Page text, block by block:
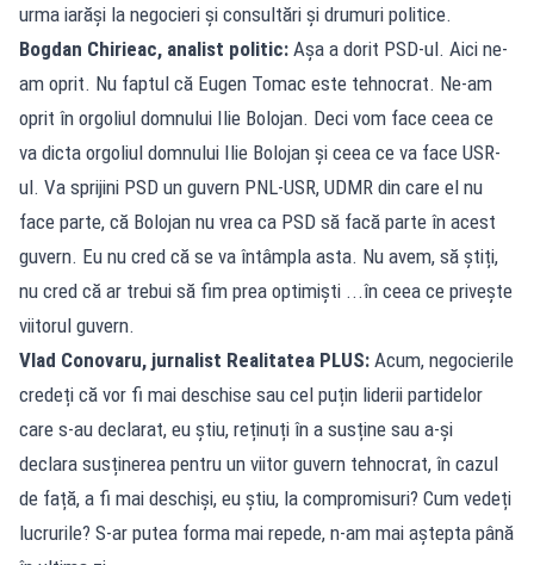
urma iarăși la negocieri și consultări și drumuri politice.
Bogdan Chirieac, analist politic: Așa a dorit PSD-ul. Aici ne-
am oprit. Nu faptul că Eugen Tomac este tehnocrat. Ne-am
oprit în orgoliul domnului Ilie Bolojan. Deci vom face ceea ce
va dicta orgoliul domnului Ilie Bolojan și ceea ce va face USR-
ul. Va sprijini PSD un guvern PNL-USR, UDMR din care el nu
face parte, că Bolojan nu vrea ca PSD să facă parte în acest
guvern. Eu nu cred că se va întâmpla asta. Nu avem, să știți,
nu cred că ar trebui să fim prea optimiști ...în ceea ce privește
viitorul guvern.
Vlad Conovaru, jurnalist Realitatea PLUS: Acum, negocierile
credeți că vor fi mai deschise sau cel puțin liderii partidelor
care s-au declarat, eu știu, reținuți în a susține sau a-și
declara susținerea pentru un viitor guvern tehnocrat, în cazul
de față, a fi mai deschiși, eu știu, la compromisuri? Cum vedeți
lucrurile? S-ar putea forma mai repede, n-am mai aștepta până